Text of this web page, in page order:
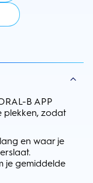
B APP
plekken, zodat
en waar je
je gemiddelde